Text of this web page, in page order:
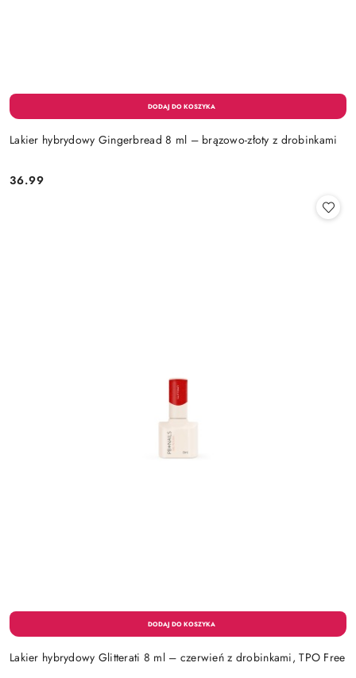
Lakier hybrydowy Gingerbread 8 ml – brązowo-złoty z drobinkami
Cena:
36.99
Lakier hybrydowy Glitterati 8 ml – czerwień z drobinkami, TPO Free